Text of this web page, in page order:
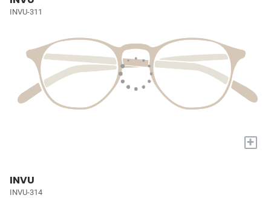
INVU-311
+
INVU
INVU-314